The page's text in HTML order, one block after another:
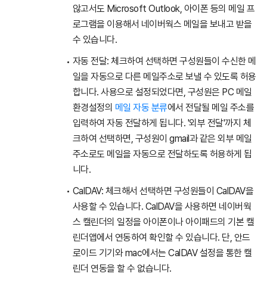
않고서도 Microsoft Outlook, 아이폰 등의 메일 프
로그램을 이용해서 네이버웍스 메일을 보내고 받을
수 있습니다.
자동 전달: 체크하여 선택하면 구성원들이 수신한 메
일을 자동으로 다른 메일주소로 보낼 수 있도록 허용
합니다. 사용으로 설정되었다면, 구성원은 PC 메일
환경설정의 메일 자동 분류에서 전달될 메일 주소를
입력하여 자동 전달하게 됩니다. '외부 전달'까지 체
크하여 선택하면, 구성원이 gmail과 같은 외부 메일
주소로도 메일을 자동으로 전달하도록 허용하게 됩
니다.
CalDAV: 체크해서 선택하면 구성원들이 CalDAV을
사용할 수 있습니다. CalDAV을 사용하면 네이버웍
스 캘린더의 일정을 아이폰이나 아이패드의 기본 캘
린더앱에서 연동하여 확인할 수 있습니다. 단, 안드
로이드 기기와 mac에서는 CalDAV 설정을 통한 캘
린더 연동을 할 수 없습니다.